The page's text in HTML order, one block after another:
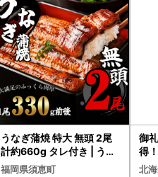
うなぎ蒲焼 特大 無頭 2尾
計約660g タレ付き | うな
ぎ蒲焼
福岡県須恵町
御
得
タ
北